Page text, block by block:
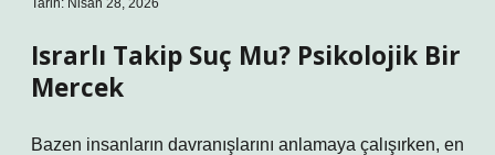
Tarih: Nisan 28, 2026
Israrlı Takip Suç Mu? Psikolojik Bir
Mercek
Bazen insanların davranışlarını anlamaya çalışırken, en